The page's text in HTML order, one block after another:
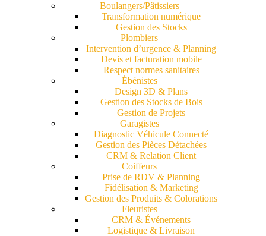
Boulangers/Pâtissiers
Transformation numérique
Gestion des Stocks
Plombiers
Intervention d’urgence & Planning
Devis et facturation mobile
Respect normes sanitaires
Ébénistes
Design 3D & Plans
Gestion des Stocks de Bois
Gestion de Projets
Garagistes
Diagnostic Véhicule Connecté
Gestion des Pièces Détachées
CRM & Relation Client
Coiffeurs
Prise de RDV & Planning
Fidélisation & Marketing
Gestion des Produits & Colorations
Fleuristes
CRM & Événements
Logistique & Livraison